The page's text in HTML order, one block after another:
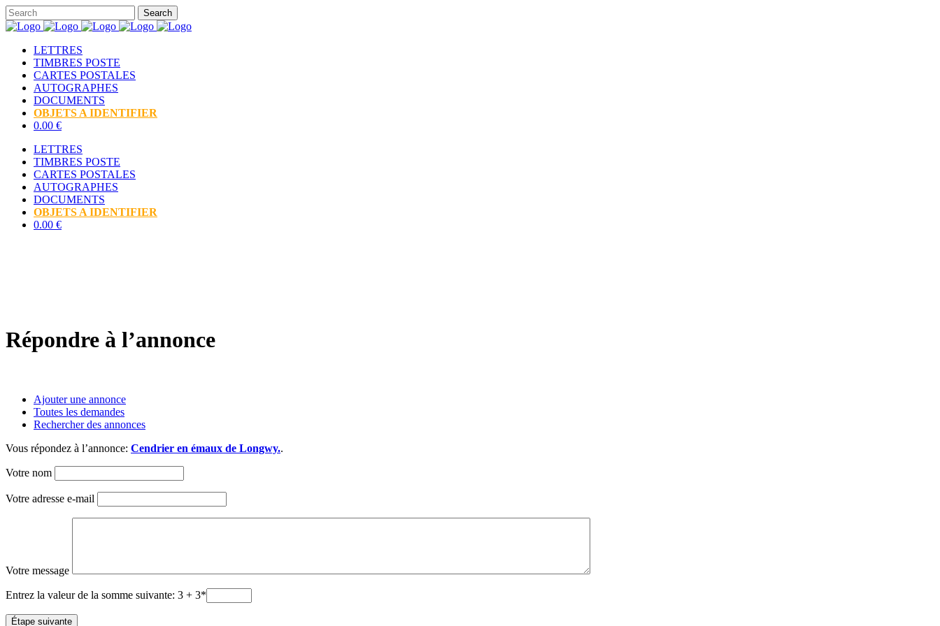
LETTRES
TIMBRES POSTE
CARTES POSTALES
AUTOGRAPHES
DOCUMENTS
OBJETS A IDENTIFIER
0.00 €
LETTRES
TIMBRES POSTE
CARTES POSTALES
AUTOGRAPHES
DOCUMENTS
OBJETS A IDENTIFIER
0.00 €
Répondre à l’annonce
Ajouter une annonce
Toutes les demandes
Rechercher des annonces
Vous répondez à l’annonce: Cendrier en émaux de Longwy..
Votre nom
Votre adresse e-mail
Votre message
Entrez la valeur de la somme suivante: 3 + 3*